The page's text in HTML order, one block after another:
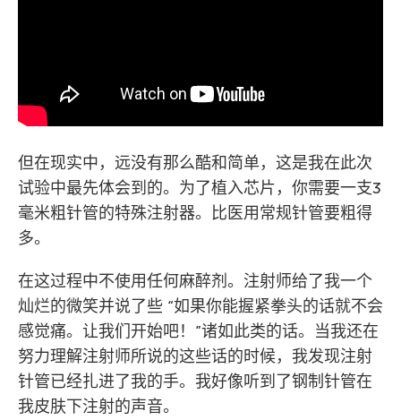
但在现实中，远没有那么酷和简单，这是我在此次
试验中最先体会到的。为了植入芯片，你需要一支3
毫米粗针管的特殊注射器。比医用常规针管要粗得
多。
在这过程中不使用任何麻醉剂。注射师给了我一个
灿烂的微笑并说了些 “如果你能握紧拳头的话就不会
感觉痛。让我们开始吧！”诸如此类的话。当我还在
努力理解注射师所说的这些话的时候，我发现注射
针管已经扎进了我的手。我好像听到了钢制针管在
我皮肤下注射的声音。